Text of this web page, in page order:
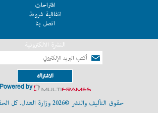
اقتراحات
اتفاقية شروط
اتصل بنا
النشرة الالكترونية
الاشتراك
Powered by
حقوق التأليف والنشر ©2026 وزارة العدل. كل الحقوق محفوظة.